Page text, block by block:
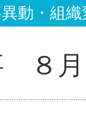
動・組
８